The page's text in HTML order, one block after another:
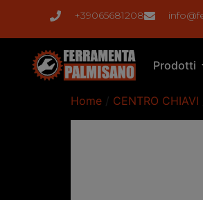
+39065681208
Prodotti
Home / CENTRO CHIAVI